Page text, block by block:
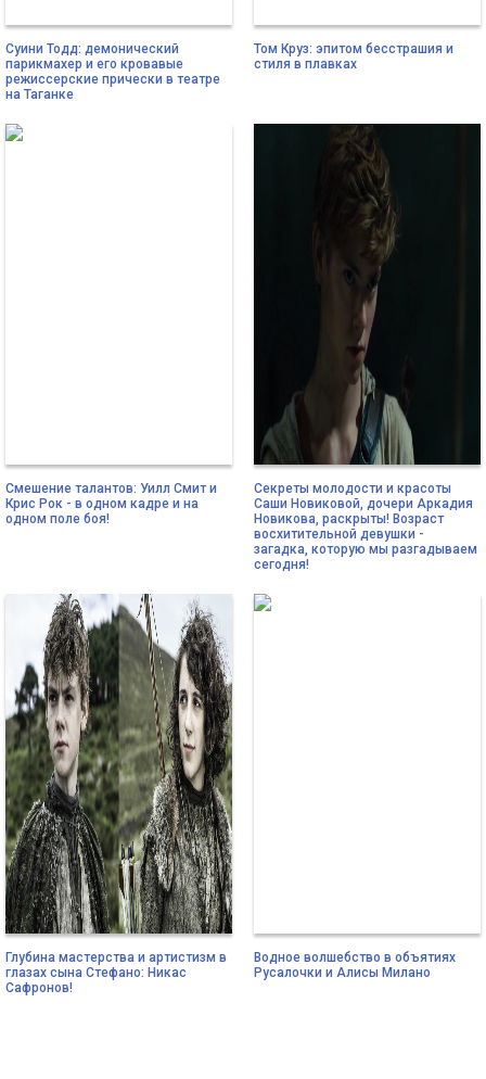
Суини Тодд: демонический
парикмахер и его кровавые
режиссерские прически в театре
на Таганке
Том Круз: эпитом бесстрашия и
стиля в плавках
Смешение талантов: Уилл Смит и
Крис Рок - в одном кадре и на
одном поле боя!
Секреты молодости и красоты
Саши Новиковой, дочери Аркадия
Новикова, раскрыты! Возраст
восхитительной девушки -
загадка, которую мы разгадываем
сегодня!
Глубина мастерства и артистизм в
глазах сына Стефано: Никас
Сафронов!
Водное волшебство в объятиях
Русалочки и Алисы Милано